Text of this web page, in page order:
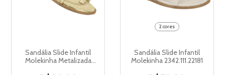
Sandália Slide Infantil
Molekinha Metalizada
2 cores
Sandália Slide Infantil
Molekinha 2342.111.22181